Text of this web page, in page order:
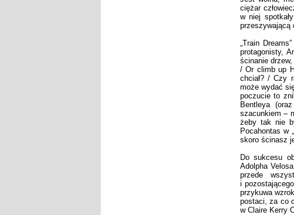
ciężar
w niej
przeszywającą
„Train
protagonisty,
ścinanie
/ Or climb up
chciał? / Czy
może wydać
poczucie to
Bentleya
szacunkiem –
żeby tak nie
Pocahontas w
skoro ścinasz
Do sukcesu
Adolpha
przede
i
przykuwa
postaci, za co
w Claire Kerry